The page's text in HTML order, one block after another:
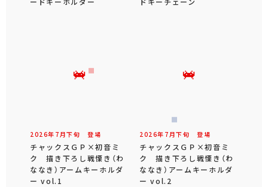
2026年 7 月下旬 登場
チャックスＧＰ×初音ミ
ク 描き下ろし戦慄き（わ
ななき）アームキーホルダ
ー vol.1
2026年 7 月下旬 登場
チャックスＧＰ×初音ミ
ク 描き下ろし戦慄き（わ
ななき）アームキーホルダ
ー vol.2